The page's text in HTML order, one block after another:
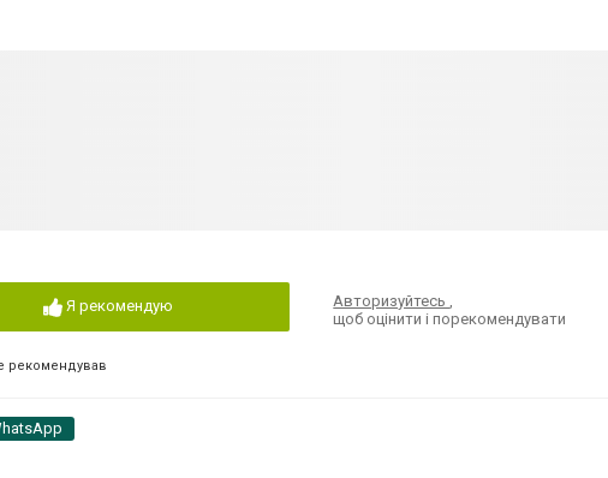
Я рекомендую
рекомендував
Авторизуйтесь,
щоб оцінити і порекомендувати